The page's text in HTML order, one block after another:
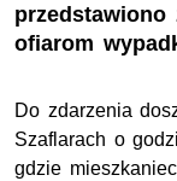
przedstawiono
ofiarom
Do zdarzenia
Szaflarach o
gdzie mieszkaniec